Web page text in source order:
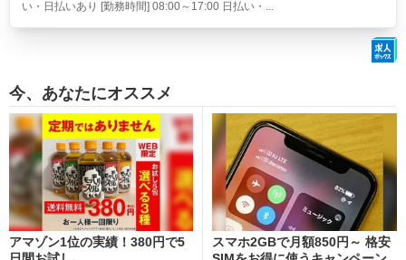
い・日払いあり [勤務時間] 08:00～17:00 日払い・...
今、あなたにオススメ
アマゾン1位の実績！380円で5
スマホ2GBで月額850円～ 格安